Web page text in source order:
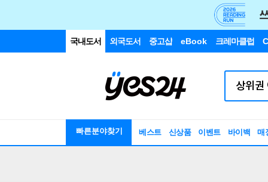
국내도서 외국도서 중고샵 eBook 크레마클럽
빠른분야찾기 베스트 신상품 이벤트 바이백 매